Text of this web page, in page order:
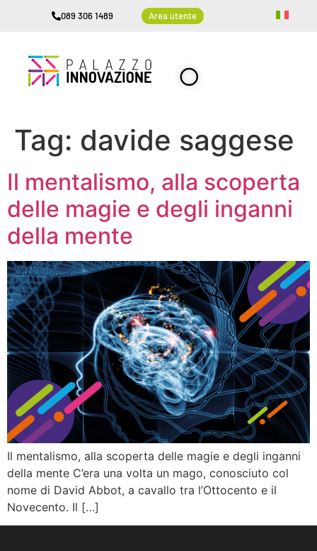
089 306 1489 Area utente
Tag: davide saggese
Il mentalismo, alla scoperta
delle magie e degli inganni
della mente
Il mentalismo, alla scoperta delle magie e degli inganni
della mente C’era una volta un mago, conosciuto col
nome di David Abbot, a cavallo tra l’Ottocento e il
Novecento. Il […]